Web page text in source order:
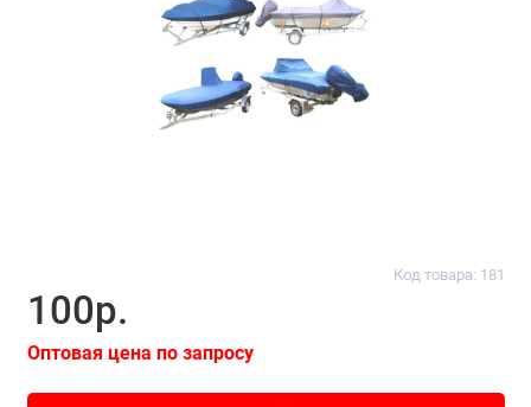
Код товара: 181
100р.
Оптовая цена по запросу